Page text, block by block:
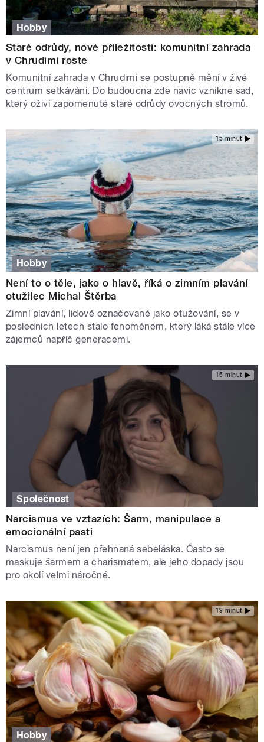
Hobby
Staré odrůdy, nové příležitosti: komunitní zahrada
v Chrudimi roste
Komunitní zahrada v Chrudimi se postupně mění v živé
centrum setkávání. Do budoucna zde navíc vznikne sad,
který oživí zapomenuté staré odrůdy ovocných stromů.
15 minut
Hobby
Není to o těle, jako o hlavě, říká o zimním plavání
otužilec Michal Štěrba
Zimní plavání, lidově označované jako otužování, se v
posledních letech stalo fenoménem, který láká stále více
zájemců napříč generacemi.
15 minut
Společnost
Narcismus ve vztazích: Šarm, manipulace a
emocionální pasti
Narcismus není jen přehnaná sebeláska. Často se
maskuje šarmem a charismatem, ale jeho dopady jsou
pro okolí velmi náročné.
19 minut
Hobby